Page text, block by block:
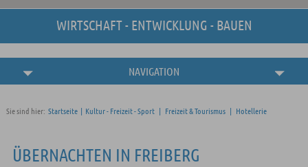
WIRTSCHAFT - ENTWICKLUNG - BAUEN
NAVIGATION
Sie sind hier: Startseite | Kultur - Freizeit - Sport | Freizeit & Tourismus | Hotellerie
ÜBERNACHTEN IN FREIBERG